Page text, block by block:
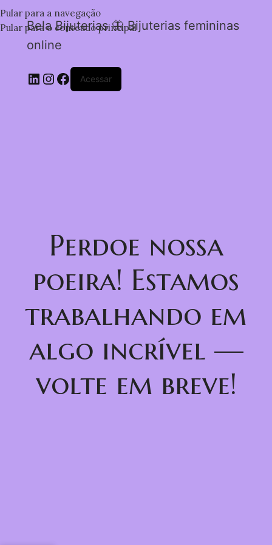
Pular para a navegação
Pular para o conteúdo principal
Bela Bijuterias 🦋 Bijuterias femininas
online
Acessar
Perdoe nossa
poeira! Estamos
trabalhando em
algo incrível —
volte em breve!